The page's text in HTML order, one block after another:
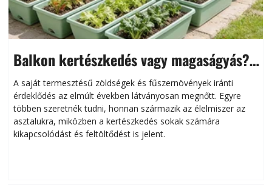
Balkon kertészkedés vagy magaságyás?
Helytakarékos kertészkedés
A saját termesztésű zöldségek és fűszernövények iránti
érdeklődés az elmúlt években látványosan megnőtt. Egyre
többen szeretnék tudni, honnan származik az élelmiszer az
asztalukra, miközben a kertészkedés sokak számára
kikapcsolódást és feltöltődést is jelent.